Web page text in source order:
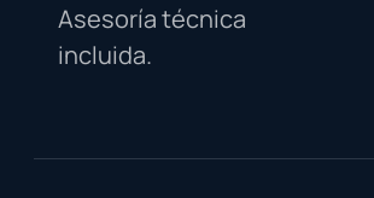
Asesoría técnica
incluida.